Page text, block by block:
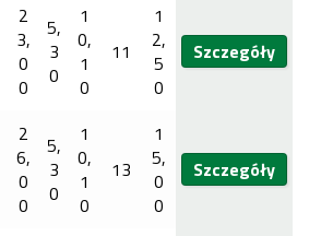
2
3,
0
0
5,
3
0
1
0,
1
0
11
1
2,
5
0
Szczegóły
2
6,
0
0
5,
3
0
1
0,
1
0
13
1
5,
0
0
Szczegóły